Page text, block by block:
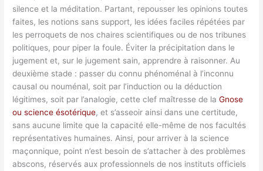
silence et la méditation. Partant, repousser les opinions toutes
faites, les notions sans support, les idées faciles répétées par
les perroquets de nos chaires scientifiques ou de nos tribunes
politiques, pour piper la foule. Éviter la précipitation dans le
jugement et, sur le jugement sain, apprendre à raisonner. Au
deuxième stade : passer du connu phénoménal à l’inconnu
causal ou nouménal, soit par l’induction ou la déduction
légitimes, soit par l’analogie, cette clef maîtresse de laGnose
ou science ésotérique, et s’asseoir ainsi dans une certitude,
sans aucune limite que la capacité elle-même de nos facultés
représentatives humaines. Ainsi, pour arriver à la science
maçonnique, point n’est besoin de s’attacher à des problèmes
abscons, réservés aux professionnels de nos instituts officiels